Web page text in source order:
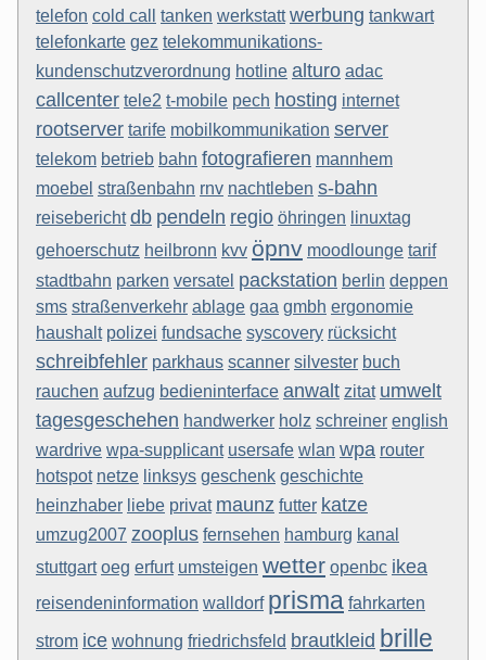
telefon cold call tanken werkstatt werbung tankwart
telefonkarte gez telekommunikations-
kundenschutzverordnung hotline alturo adac
callcenter tele2 t-mobile pech hosting internet
rootserver tarife mobilkommunikation server
telekom betrieb bahn fotografieren mannhem
moebel straßenbahn rnv nachtleben s-bahn
reisebericht db pendeln regio öhringen linuxtag
gehoerschutz heilbronn kvv öpnv moodlounge tarif
stadtbahn parken versatel packstation berlin deppen
sms straßenverkehr ablage gaa gmbh ergonomie
haushalt polizei fundsache syscovery rücksicht
schreibfehler parkhaus scanner silvester buch
rauchen aufzug bedieninterface anwalt zitat umwelt
tagesgeschehen handwerker holz schreiner english
wardrive wpa-supplicant usersafe wlan wpa router
hotspot netze linksys geschenk geschichte
heinzhaber liebe privat maunz futter katze
umzug2007 zooplus fernsehen hamburg kanal
stuttgart oeg erfurt umsteigen wetter openbc ikea
reisendeninformation walldorf prisma fahrkarten
strom ice wohnung friedrichsfeld brautkleid brille